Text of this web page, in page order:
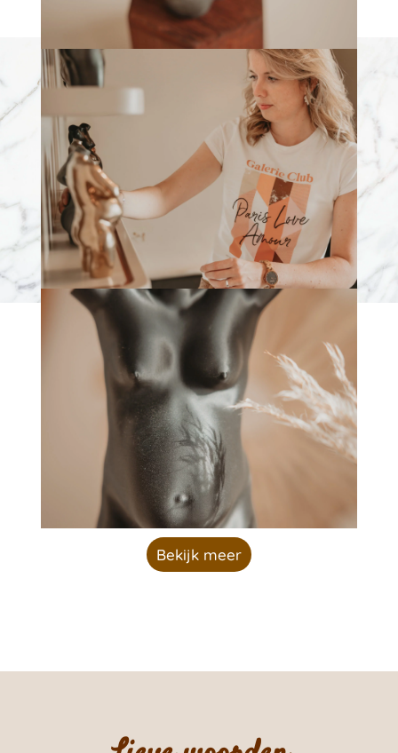
Ben je nieuwsgierig naar de verschillende
materialen en prijzen? Bezoek dan de pagina
Info & Tarieven
Info & Tarieven
Door de vele opties en materialen is er altijd
een beeldje naar jouw smaak en wensen.
Bekijk meer